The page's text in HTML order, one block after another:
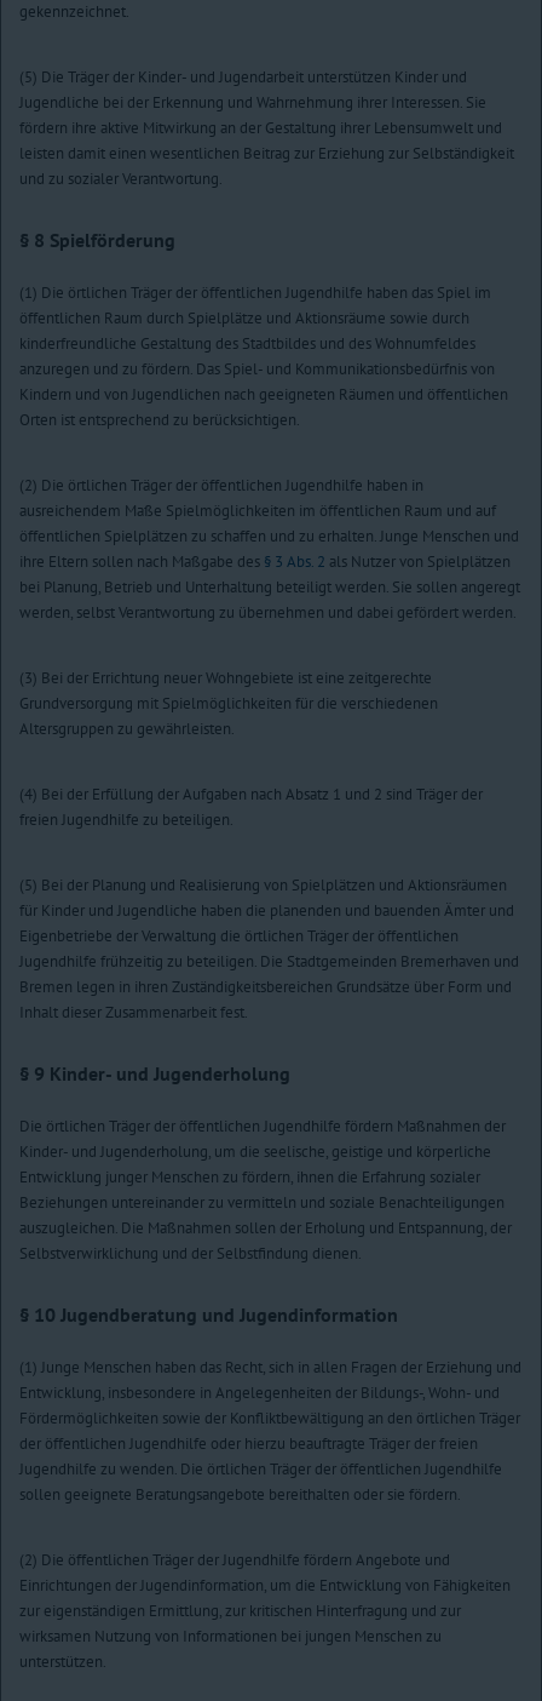
gekennzeichnet.
(5) Die Träger der Kinder- und Jugendarbeit unterstützen Kinder und
Jugendliche bei der Erkennung und Wahrnehmung ihrer Interessen. Sie
fördern ihre aktive Mitwirkung an der Gestaltung ihrer Lebensumwelt und
leisten damit einen wesentlichen Beitrag zur Erziehung zur Selbständigkeit
und zu sozialer Verantwortung.
§ 8 Spielförderung
(1) Die örtlichen Träger der öffentlichen Jugendhilfe haben das Spiel im
öffentlichen Raum durch Spielplätze und Aktionsräume sowie durch
kinderfreundliche Gestaltung des Stadtbildes und des Wohnumfeldes
anzuregen und zu fördern. Das Spiel- und Kommunikationsbedürfnis von
Kindern und von Jugendlichen nach geeigneten Räumen und öffentlichen
Orten ist entsprechend zu berücksichtigen.
(2) Die örtlichen Träger der öffentlichen Jugendhilfe haben in
ausreichendem Maße Spielmöglichkeiten im öffentlichen Raum und auf
öffentlichen Spielplätzen zu schaffen und zu erhalten. Junge Menschen und
ihre Eltern sollen nach Maßgabe des § 3 Abs. 2 als Nutzer von Spielplätzen
bei Planung, Betrieb und Unterhaltung beteiligt werden. Sie sollen angeregt
werden, selbst Verantwortung zu übernehmen und dabei gefördert werden.
(3) Bei der Errichtung neuer Wohngebiete ist eine zeitgerechte
Grundversorgung mit Spielmöglichkeiten für die verschiedenen
Altersgruppen zu gewährleisten.
(4) Bei der Erfüllung der Aufgaben nach Absatz 1 und 2 sind Träger der
freien Jugendhilfe zu beteiligen.
(5) Bei der Planung und Realisierung von Spielplätzen und Aktionsräumen
für Kinder und Jugendliche haben die planenden und bauenden Ämter und
Eigenbetriebe der Verwaltung die örtlichen Träger der öffentlichen
Jugendhilfe frühzeitig zu beteiligen. Die Stadtgemeinden Bremerhaven und
Bremen legen in ihren Zuständigkeitsbereichen Grundsätze über Form und
Inhalt dieser Zusammenarbeit fest.
§ 9 Kinder- und Jugenderholung
Die örtlichen Träger der öffentlichen Jugendhilfe fördern Maßnahmen der
Kinder- und Jugenderholung, um die seelische, geistige und körperliche
Entwicklung junger Menschen zu fördern, ihnen die Erfahrung sozialer
Beziehungen untereinander zu vermitteln und soziale Benachteiligungen
auszugleichen. Die Maßnahmen sollen der Erholung und Entspannung, der
Selbstverwirklichung und der Selbstfindung dienen.
§ 10 Jugendberatung und Jugendinformation
(1) Junge Menschen haben das Recht, sich in allen Fragen der Erziehung und
Entwicklung, insbesondere in Angelegenheiten der Bildungs-, Wohn- und
Fördermöglichkeiten sowie der Konfliktbewältigung an den örtlichen Träger
der öffentlichen Jugendhilfe oder hierzu beauftragte Träger der freien
Jugendhilfe zu wenden. Die örtlichen Träger der öffentlichen Jugendhilfe
sollen geeignete Beratungsangebote bereithalten oder sie fördern.
(2) Die öffentlichen Träger der Jugendhilfe fördern Angebote und
Einrichtungen der Jugendinformation, um die Entwicklung von Fähigkeiten
zur eigenständigen Ermittlung, zur kritischen Hinterfragung und zur
wirksamen Nutzung von Informationen bei jungen Menschen zu
unterstützen.